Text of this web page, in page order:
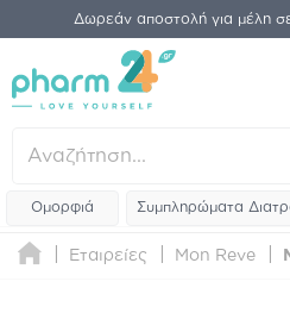
Δωρεάν αποστολή για μέλη
Ομορφιά Συμπληρώματα
Εταιρείες Mon Reve